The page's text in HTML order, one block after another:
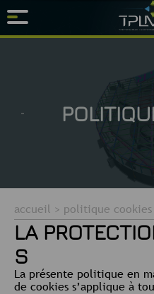
accueil > politique cookies
LA
S
La présente politique en
de cookies s’applique à